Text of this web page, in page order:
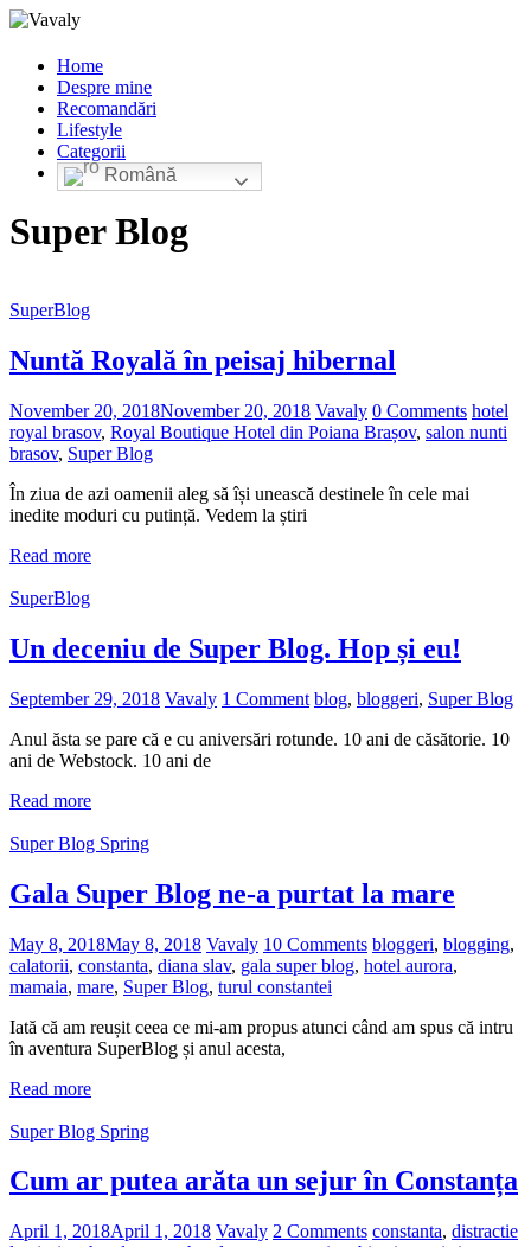
Home
Despre mine
Recomandări
Lifestyle
Categorii
Română
Super Blog
SuperBlog
Nuntă Royală în peisaj hibernal
November 20, 2018November 20, 2018 Vavaly 0 Comments hotel
royal brasov, Royal Boutique Hotel din Poiana Brașov, salon nunti
brasov, Super Blog
În ziua de azi oamenii aleg să își unească destinele în cele mai
inedite moduri cu putință. Vedem la știri
Read more
SuperBlog
Un deceniu de Super Blog. Hop și eu!
September 29, 2018 Vavaly 1 Comment blog, bloggeri, Super Blog
Anul ăsta se pare că e cu aniversări rotunde. 10 ani de căsătorie. 10
ani de Webstock. 10 ani de
Read more
Super Blog Spring
Gala Super Blog ne-a purtat la mare
May 8, 2018May 8, 2018 Vavaly 10 Comments bloggeri, blogging,
calatorii, constanta, diana slav, gala super blog, hotel aurora,
mamaia, mare, Super Blog, turul constantei
Iată că am reușit ceea ce mi-am propus atunci când am spus că intru
în aventura SuperBlog și anul acesta,
Read more
Super Blog Spring
Cum ar putea arăta un sejur în Constanța
April 1, 2018April 1, 2018 Vavaly 2 Comments constanta, distractie